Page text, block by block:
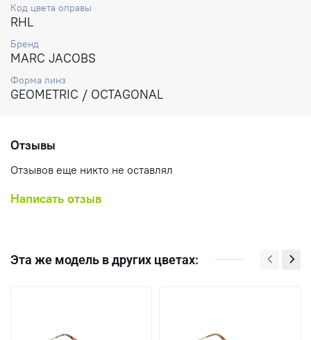
Код цвета оправы
RHL
Бренд
MARC JACOBS
Форма линз
GEOMETRIC / OCTAGONAL
Отзывы
Отзывов еще никто не оставлял
Написать отзыв
Эта же модель в других цветах: